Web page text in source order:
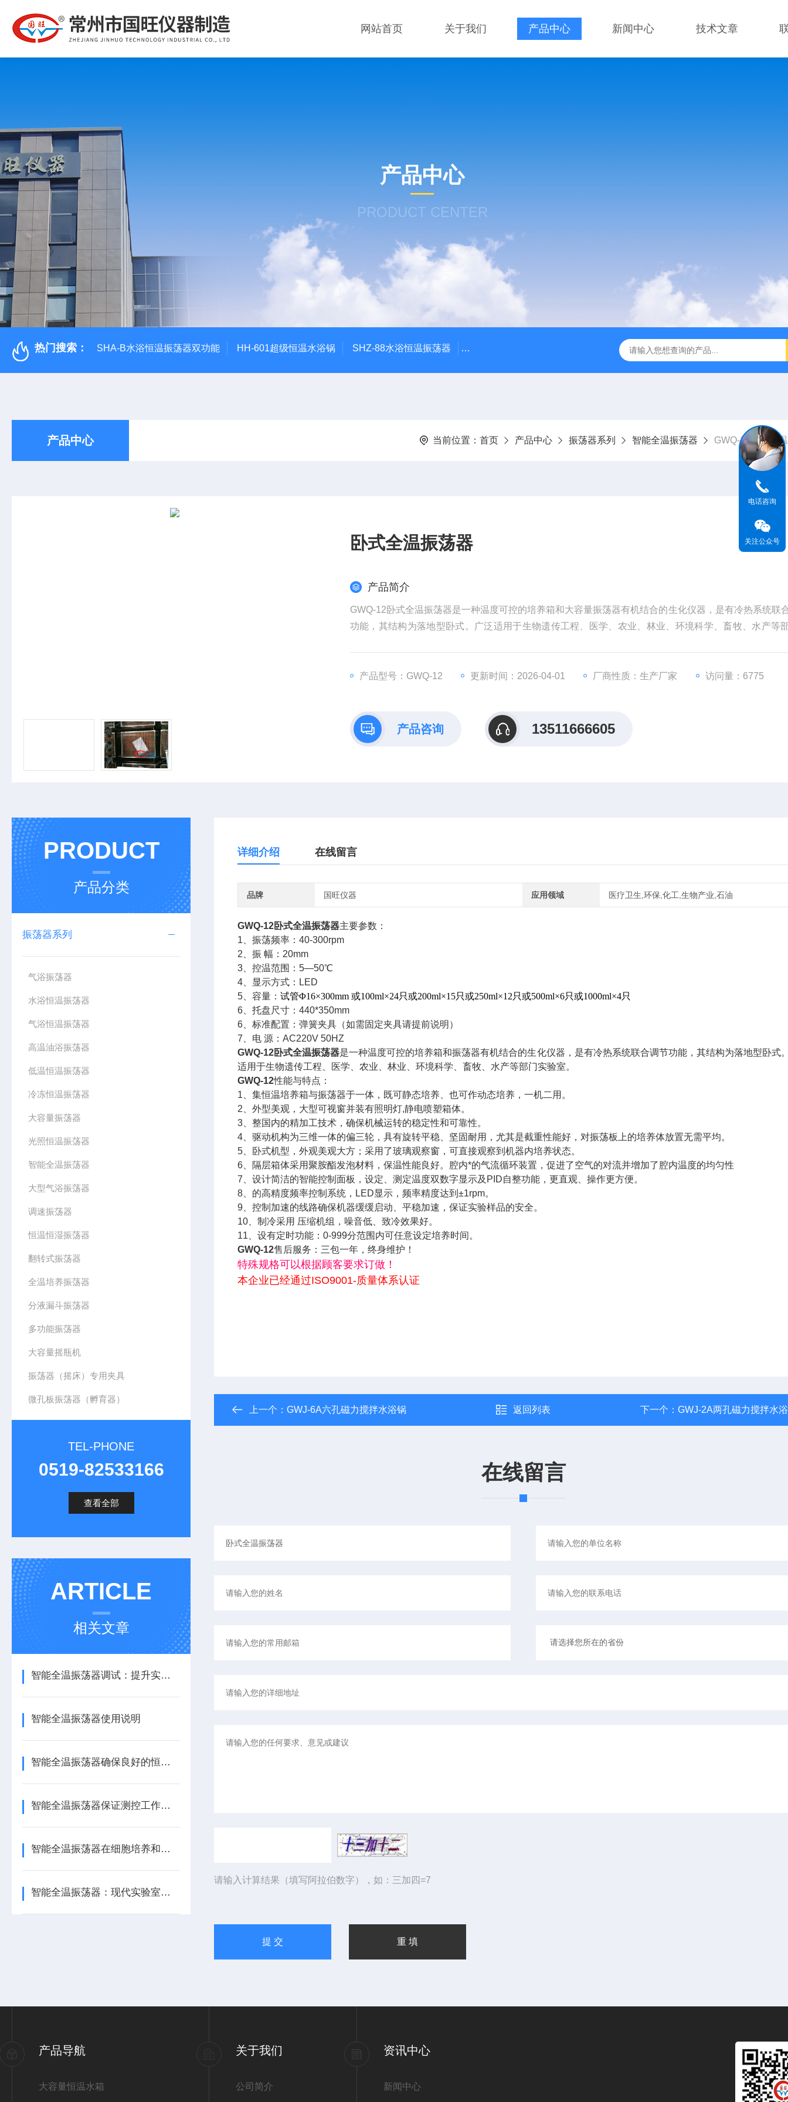
网站首页 关于我们 产品中心 新闻中心 技术文章
产品中心
PRODUCT CENTER
热门搜索： SHA-B水浴恒温振荡器双功能 HH-601超级恒温水浴锅 SHZ-88水浴恒温振荡器 HZQ-2水浴全温振荡器 THZ-82A气浴恒温振荡器价格
产品中心 当前位置： 首页 产品中心 振荡器系列 智能全温振荡器 GWQ-12卧式全
卧式全温振荡器
产品简介
GWQ-12卧式全温振荡器是一种温度可控的培养箱和大容量振荡器有机结合的生化仪器，是有冷热系统联
功能，其结构为落地型卧式。广泛适用于生物遗传工程、医学、农业、林业、环境科学、畜牧、水产等
产品型号：GWQ-12 更新时间：2026-04-01 厂商性质：生产厂家 访问量：6775
产品咨询 13511666605
PRODUCT
产品分类
振荡器系列
气浴振荡器
水浴恒温振荡器
气浴恒温振荡器
高温油浴振荡器
低温恒温振荡器
冷冻恒温振荡器
大容量振荡器
光照恒温振荡器
智能全温振荡器
大型气浴振荡器
调速振荡器
恒温恒湿振荡器
翻转式振荡器
全温培养振荡器
分液漏斗振荡器
多功能振荡器
大容量摇瓶机
振荡器（摇床）专用夹具
微孔板振荡器（孵育器）
TEL-PHONE
0519-82533166
查看全部
ARTICLE
相关文章
智能全温振荡器调试：提升实验精度的关键要素
智能全温振荡器使用说明
智能全温振荡器确保良好的恒温效果和温度均匀度
智能全温振荡器保证测控工作的连续性
智能全温振荡器在细胞培养和组织工程中的作用
智能全温振荡器：现代实验室的温控振荡解决方案
详细介绍 在线留言
品牌 国旺仪器 应用领域 医疗卫生,环保,化工,生物产业,石油
GWQ-12卧式全温振荡器主要参数：
1、振荡频率：40-300rpm
2、振 幅：20mm
3、控温范围：5―50℃
4、显示方式：LED
5、容量： 试管Φ16×300mm 或100ml×24只或200ml×15只或250ml×12只或500ml×6只或1000ml×4只
6、托盘尺寸：440*350mm
6、标准配置：弹簧夹具（如需固定夹具请提前说明）
7、电 源：AC220V 50HZ
GWQ-12卧式全温振荡器是一种温度可控的培养箱和振荡器有机结合的生化仪器，是有冷热系统联合调节功能，其结构为落地型卧式
适用于生物遗传工程、医学、农业、林业、环境科学、畜牧、水产等部门实验室。
GWQ-12性能与特点：
1、集恒温培养箱与振荡器于一体，既可静态培养、也可作动态培养，一机二用。
2、外型美观，大型可视窗并装有照明灯,静电喷塑箱体。
3、整国内的精加工技术，确保机械运转的稳定性和可靠性。
4、驱动机构为三维一体的偏三轮，具有旋转平稳、坚固耐用，尤其是截重性能好，对振荡板上的培养体放置无需平均。
5、卧式机型，外观美观大方；采用了玻璃观察窗，可直接观察到机器内培养状态。
6、隔层箱体采用聚胺酯发泡材料，保温性能良好。腔内*的气流循环装置，促进了空气的对流并增加了腔内温度的均匀性
7、设计简洁的智能控制面板，设定、测定温度双数字显示及PID自整功能，更直观、操作更方便。
8、的高精度频率控制系统，LED显示，频率精度达到±1rpm。
9、控制加速的线路确保机器缓缓启动、平稳加速，保证实验样品的安全。
10、制冷采用 压缩机组，噪音低、致冷效果好。
11、设有定时功能：0-999分范围内可任意设定培养时间。
GWQ-12售后服务：三包一年，终身维护！
特殊规格可以根据顾客要求订做！
本企业已经通过ISO9001-质量体系认证
上一个： GWJ-6A六孔磁力搅拌水浴锅 返回列表 下一个： GWJ-2A两孔磁力搅拌水
在线留言
请输入计算结果（填写阿拉伯数字），如：三加四=7
产品导航
大容量恒温水箱
关于我们
公司简介
资讯中心
新闻中心
电话咨询
关注公众号